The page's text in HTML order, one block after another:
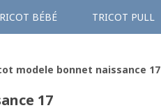
BÉBÉ TRICOT PULL
modele bonnet naissance 17
17